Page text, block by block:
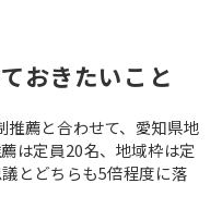
おきたいこと
推薦と合わせて、愛知県地
は定員20名、地域枠は定
とどちらも5倍程度に落